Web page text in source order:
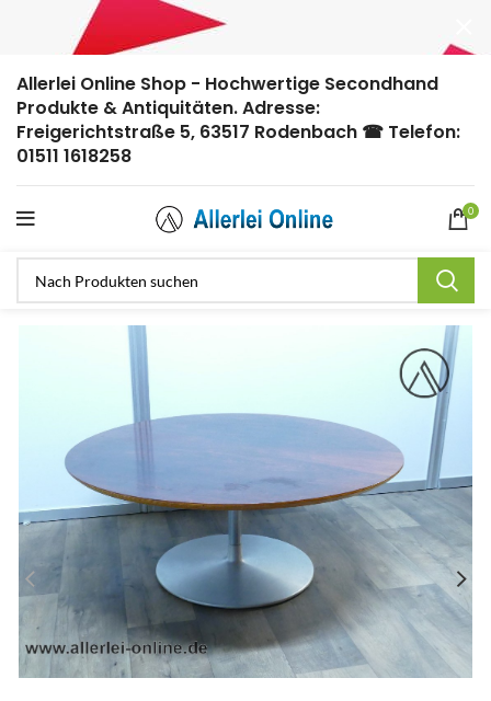
Allerlei Online Shop - Hochwertige Secondhand
Produkte & Antiquitäten. Adresse:
Freigerichtstraße 5, 63517 Rodenbach ☎ Telefon:
01511 1618258
0